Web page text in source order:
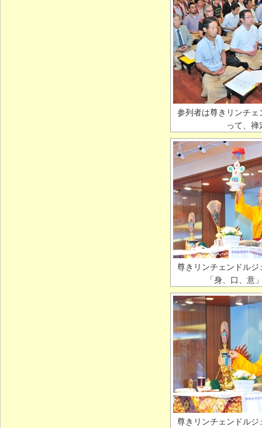
参列者は尊きリンチ
って、
尊きリンチェンドル
「身、口、意
尊きリンチェンドル